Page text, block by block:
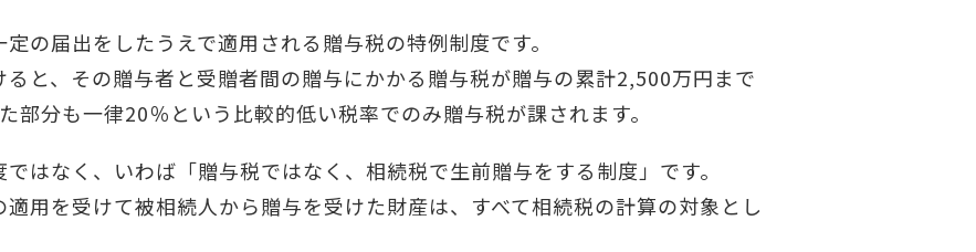
の届出をしたうえで適用される贈与税の特例制度です。
と、その贈与者と受贈者間の贈与にかかる贈与税が贈与の累計2,500万円まで
部分も一律20％という比較的低い税率でのみ贈与税が課されます。
はなく、いわば「贈与税ではなく、相続税で生前贈与をする制度」です。
用を受けて被相続人から贈与を受けた財産は、すべて相続税の計算の対象とし